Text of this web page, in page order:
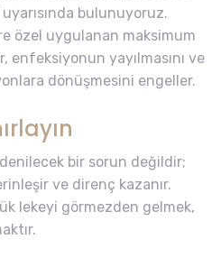
bulunuyoruz.
özel uygulanan maksimum
yayılmasını ve
dönüşmesini engeller.
bir sorun değildir;
ve direnç kazanır.
lekeyi görmezden gelmek,